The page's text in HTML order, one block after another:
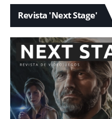
Revista 'Next Stage'